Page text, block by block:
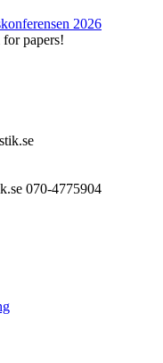
2026
papers!
070-4775904